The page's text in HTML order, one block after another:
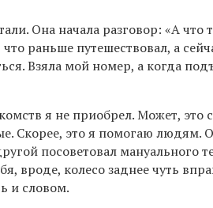
Она начала разговор: «А что
раньше путешествовал, а
Взяла мой номер, а когда
я не приобрел. Может, это
Скорее, это я помогаю людям.
посоветовал мануального
вроде, колесо заднее чуть
и словом.